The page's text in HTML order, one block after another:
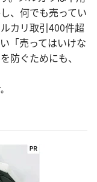
、何でも売ってい
カリ取引400件超
「売ってはいけな
防ぐためにも、